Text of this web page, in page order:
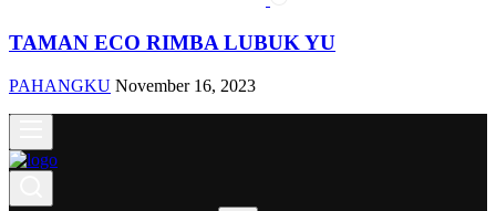
TAMAN ECO RIMBA LUBUK YU
PAHANGKU November 16, 2023